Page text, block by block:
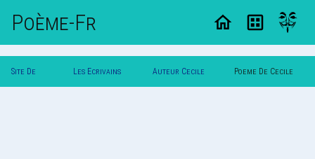
Poème-Fr
Site De Les Ecrivains Auteur Cecile Poeme De Cecile